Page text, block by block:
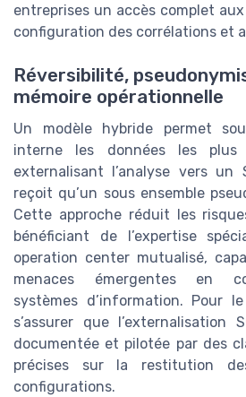
entreprises un accès complet
configuration des corrélations et
Réversibilité,
mémoire opérationnelle
Un modèle hybride permet
interne les données les plus
externalisant l’analyse vers un
reçoit qu’un sous ensemble
Cette approche réduit les
bénéficiant de l’expertise
operation center mutualisé,
menaces émergentes en
systèmes d’information. Pour
s’assurer que l’externalisation
documentée et pilotée par des
précises sur la restitution
configurations.